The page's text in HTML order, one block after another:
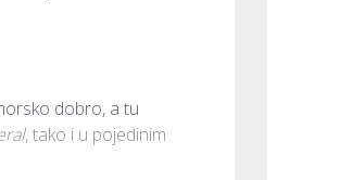
dobro, a tu
, tako i u pojedinim